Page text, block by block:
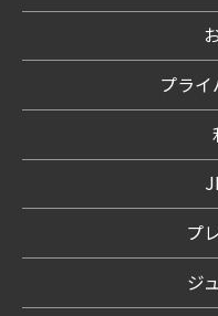
プラ
プ
ジ